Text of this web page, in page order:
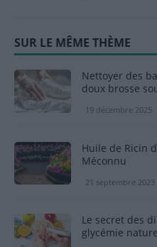
SUR LE MÊME THÈME
Nettoyer des
doux brosse
19 décembre 2025
Huile de Ricin
Méconnu
21 septembre 2023
Le secret des
glycémie